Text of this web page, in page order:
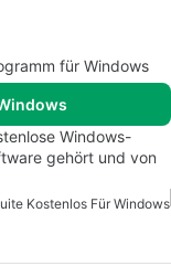
für Windows
Windows-
gehört und von
Kostenlos Für Windows